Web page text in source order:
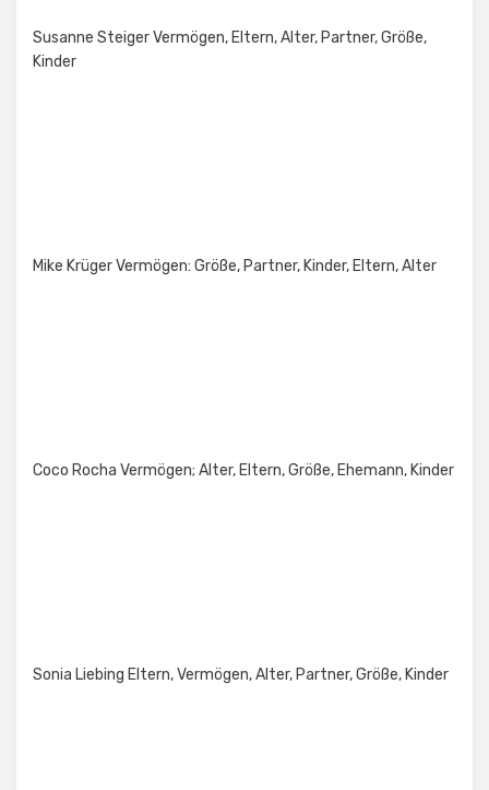
Susanne Steiger Vermögen, Eltern, Alter, Partner, Größe,
Kinder
Mike Krüger Vermögen: Größe, Partner, Kinder, Eltern, Alter
Coco Rocha Vermögen; Alter, Eltern, Größe, Ehemann, Kinder
Sonia Liebing Eltern, Vermögen, Alter, Partner, Größe, Kinder